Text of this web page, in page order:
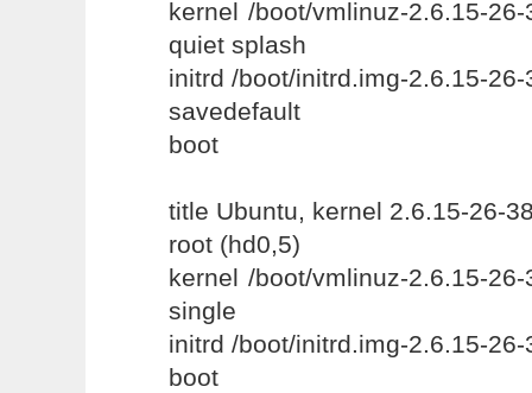
kernel /boot/vmlinuz-2.6.15-
quiet splash
initrd /boot/initrd.img-2.6.15-26-
savedefault
boot
title Ubuntu, kernel 2.6.15-26-
root (hd0,5)
kernel /boot/vmlinuz-2.6.15-
single
initrd /boot/initrd.img-2.6.15-26-
boot